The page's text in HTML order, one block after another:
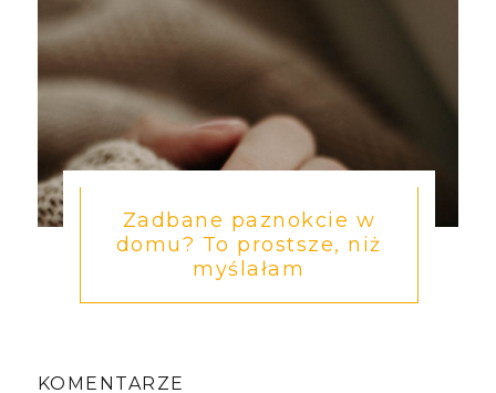
Zadbane paznokcie w
domu? To prostsze, niż
myślałam
KOMENTARZE